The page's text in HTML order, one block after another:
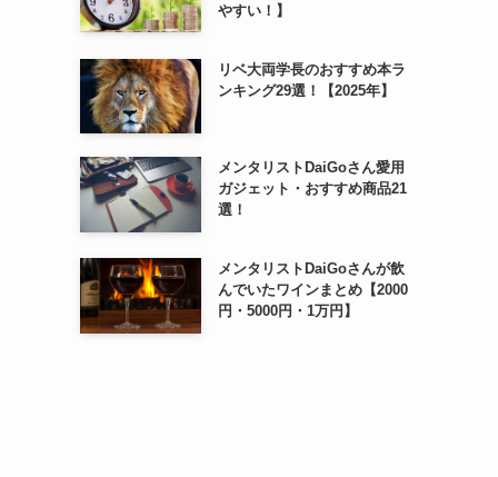
やすい！】
リベ大両学長のおすすめ本ラ
ンキング29選！【2025年】
メンタリストDaiGoさん愛用
ガジェット・おすすめ商品21
選！
メンタリストDaiGoさんが飲
んでいたワインまとめ【2000
円・5000円・1万円】